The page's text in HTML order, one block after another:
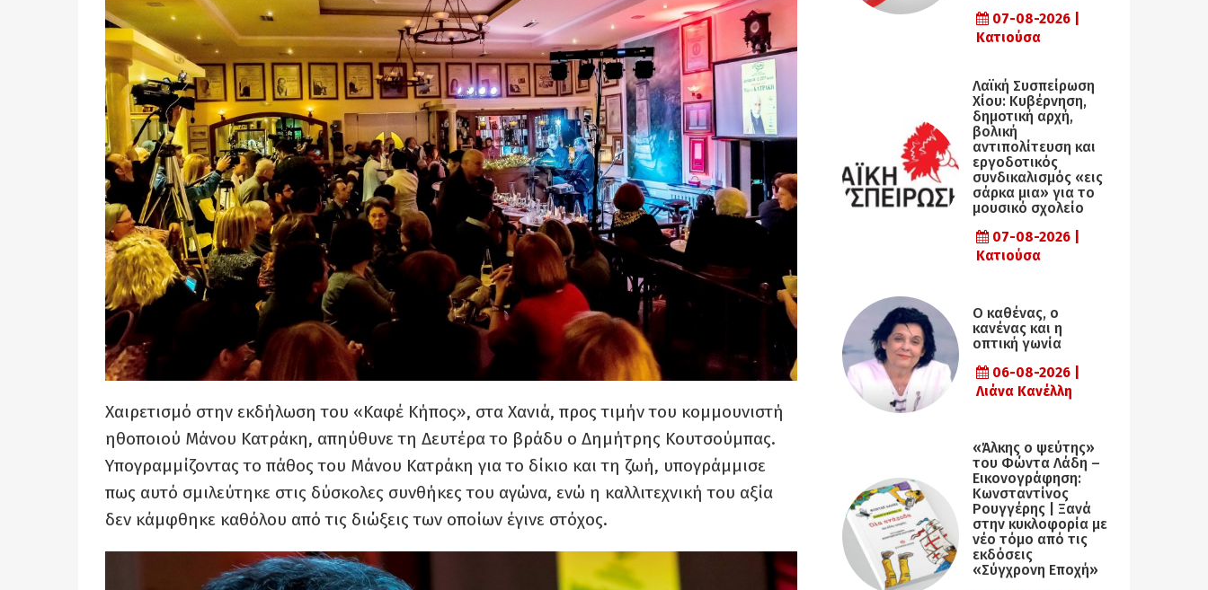
Χαιρετισμό στην εκδήλωση του «Καφέ Κήπος», στα Χανιά, προς τιμήν του κομμουνιστή
ηθοποιού Μάνου Κατράκη, απηύθυνε τη Δευτέρα το βράδυ ο Δημήτρης Κουτσούμπας.
Υπογραμμίζοντας το πάθος του Μάνου Κατράκη για το δίκιο και τη ζωή, υπογράμμισε
πως αυτό σμιλεύτηκε στις δύσκολες συνθήκες του αγώνα, ενώ η καλλιτεχνική του αξία
δεν κάμφθηκε καθόλου από τις διώξεις των οποίων έγινε στόχος.
07-08-2026 |
Κατιούσα
Λαϊκή Συσπείρωση
Χίου: Κυβέρνηση,
δημοτική αρχή,
βολική
αντιπολίτευση και
εργοδοτικός
συνδικαλισμός «εις
σάρκα μια» για το
μουσικό σχολείο
07-08-2026 |
Κατιούσα
Ο καθένας, ο
κανένας και η
οπτική γωνία
06-08-2026 |
Λιάνα Κανέλλη
«Άλκης ο ψεύτης»
του Φώντα Λάδη –
Εικονογράφηση:
Κωνσταντίνος
Ρουγγέρης | Ξανά
στην κυκλοφορία με
νέο τόμο από τις
εκδόσεις
«Σύγχρονη Εποχή»